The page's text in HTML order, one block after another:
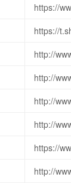
https://
https://
http://
http://
http://
http://
https://
http://